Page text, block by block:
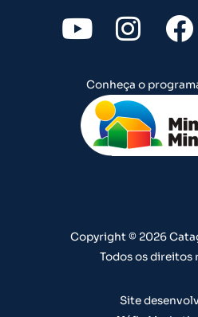
Y
o
u
t
u
b
I
n
s
t
a
g
m
F
a
c
e
b
o
Conheça o
Copyright © 2026
Todos os direitos
Site